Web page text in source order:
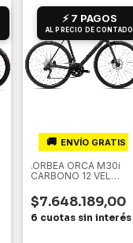
🚚 ENVÍO GRATIS
.ORBEA ORCA M30i
CARBONO 12 VEL
SHIMANO 105 Di2
$7.648.189,00
⚡ 7 PAGOS
AL PRECIO DE CONTADO